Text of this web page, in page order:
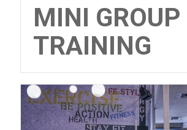
MINI GROUP
TRAINING